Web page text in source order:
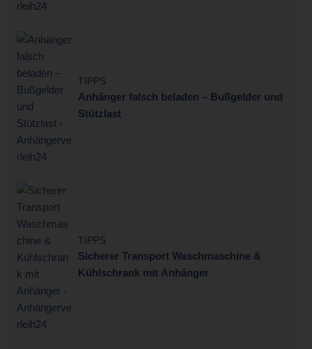
TIPPS
Anhänger falsch beladen – Bußgelder und
Stützlast
TIPPS
Sicherer Transport Waschmaschine &
Kühlschrank mit Anhänger